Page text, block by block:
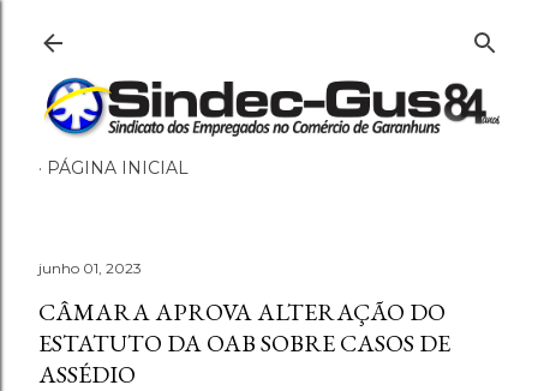
PÁGINA INICIAL
junho 01, 2023
CÂMARA APROVA ALTERAÇÃO DO
ESTATUTO DA OAB SOBRE CASOS DE
ASSÉDIO